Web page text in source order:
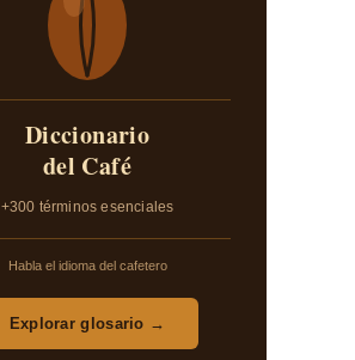
Diccionario
del Café
+300 términos esenciales
Habla el idioma del cafetero
Explorar glosario →